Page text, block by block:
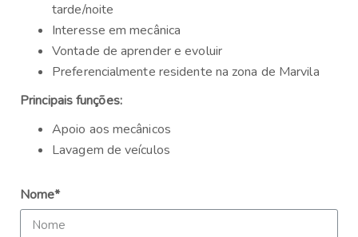
tarde/noite
Interesse em mecânica
Vontade de aprender e evoluir
Preferencialmente residente na zona de Marvila
Principais funções:
Apoio aos mecânicos
Lavagem de veículos
Nome*